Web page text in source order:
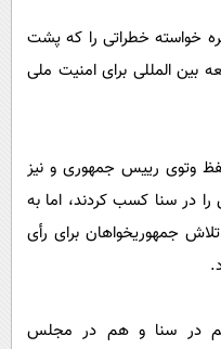
خواسته خطراتی را که پشت
بین المللی برای امنیت ملی
وتوی رییس جمهوری و نیز
در سنا کسب کردند، اما به
تلاش جمهوریخواهان برای رأی
هم در سنا و هم در مجلس